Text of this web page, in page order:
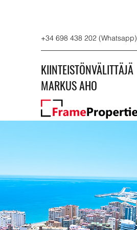
+34 698 438 202 (Whatsapp)
KIINTEISTÖNVÄLITTÄJÄ
MARKUS AHO